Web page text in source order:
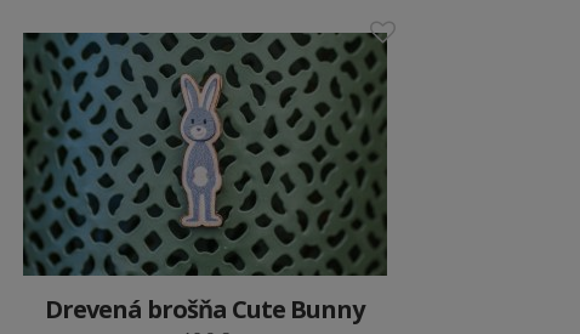
Drevená brošňa Cute Bunny